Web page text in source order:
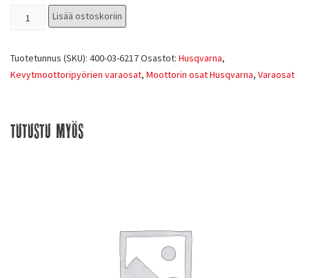
Lisää ostoskoriin
Tuotetunnus (SKU): 400-03-6217Osastot: Husqvarna,
Kevytmoottoripyörien varaosat, Moottorin osat Husqvarna, Varaosat
Tutustu myös